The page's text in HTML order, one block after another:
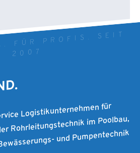
FÜR PROFIS. SEIT
2007
Logistikunternehmen für
Rohrleitungstechnik im Poolbau,
und Pumpentechnik